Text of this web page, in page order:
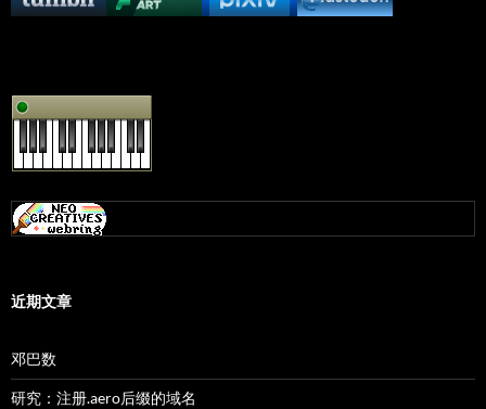
近期文章
邓巴数
研究：注册.aero后缀的域名